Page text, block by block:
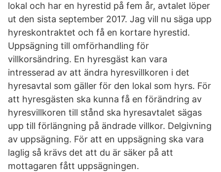
lokal och har en hyrestid på fem år, avtalet löper
ut den sista september 2017. Jag vill nu säga upp
hyreskontraktet och få en kortare hyrestid.
Uppsägning till omförhandling för
villkorsändring. En hyresgäst kan vara
intresserad av att ändra hyresvillkoren i det
hyresavtal som gäller för den lokal som hyrs. För
att hyresgästen ska kunna få en förändring av
hyresvillkoren till stånd ska hyresavtalet sägas
upp till förlängning på ändrade villkor. Delgivning
av uppsägning. För att en uppsägning ska vara
laglig så krävs det att du är säker på att
mottagaren fått uppsägningen.